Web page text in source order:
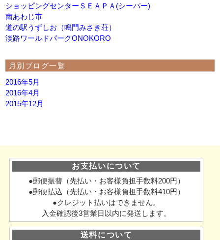
ショッピングセンターＳＥＡＰＡ(シーパー)
南あわじ市
道の駅うずしお（鳴門みさき荘）
淡路ワールドパークONOKORO
月別ブログ一覧
2016年5月
2016年4月
2015年12月
お支払いについて
●郵便振替（先払い・お客様負担手数料200円）
●郵便払込（先払い・お客様負担手数料410円）
●クレジット払いはできません。
入金確認後3営業日以内に発送します。
送料について